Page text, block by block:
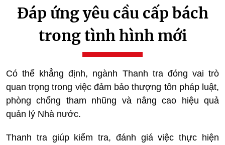
Đáp ứng yêu cầu cấp bách
trong tình hình mới
Có thể khẳng định, ngành Thanh tra đóng vai trò
quan trọng trong việc đảm bảo thượng tôn pháp luật,
phòng chống tham nhũng và nâng cao hiệu quả
quản lý Nhà nước.
Thanh tra giúp kiểm tra, đánh giá việc thực hiện